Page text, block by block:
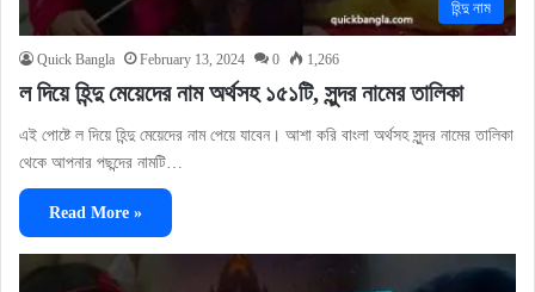
হিন্দু নাম
Quick Bangla February 13, 2024 0 1,266
ল দিয়ে হিন্দু মেয়েদের নাম অর্থসহ ১৫১টি, সুন্দর নামের তালিকা
এই পোষ্টে ল দিয়ে হিন্দু মেয়েদের নাম পেয়ে যাবেন। আশা করি বাংলা অর্থসহ সুন্দর নামের তালিকা
থেকে আপনার পছন্দের নামটি…
Read More »